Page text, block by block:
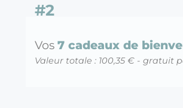
#2
Vos 7 cadeaux de
Valeur totale : 100,35 € - gratuit